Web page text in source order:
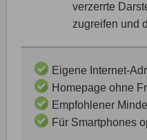
verzerrte
zugreifen und
Eigene Internet-
Homepage ohne
Empfohlener
Für Smartphones